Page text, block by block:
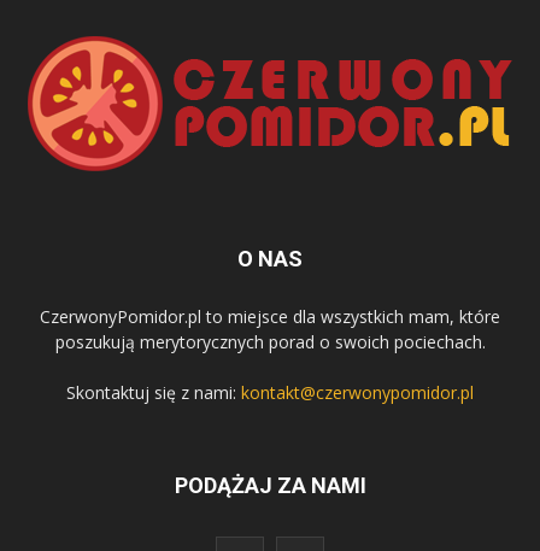
O NAS
CzerwonyPomidor.pl to miejsce dla wszystkich mam, które
poszukują merytorycznych porad o swoich pociechach.
Skontaktuj się z nami: kontakt@czerwonypomidor.pl
PODĄŻAJ ZA NAMI